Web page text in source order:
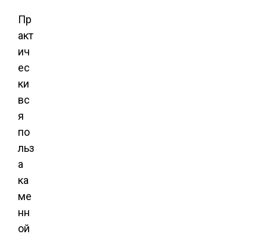
Пр
акт
ич
ес
ки
вс
я
по
льз
а
ка
ме
нн
ой